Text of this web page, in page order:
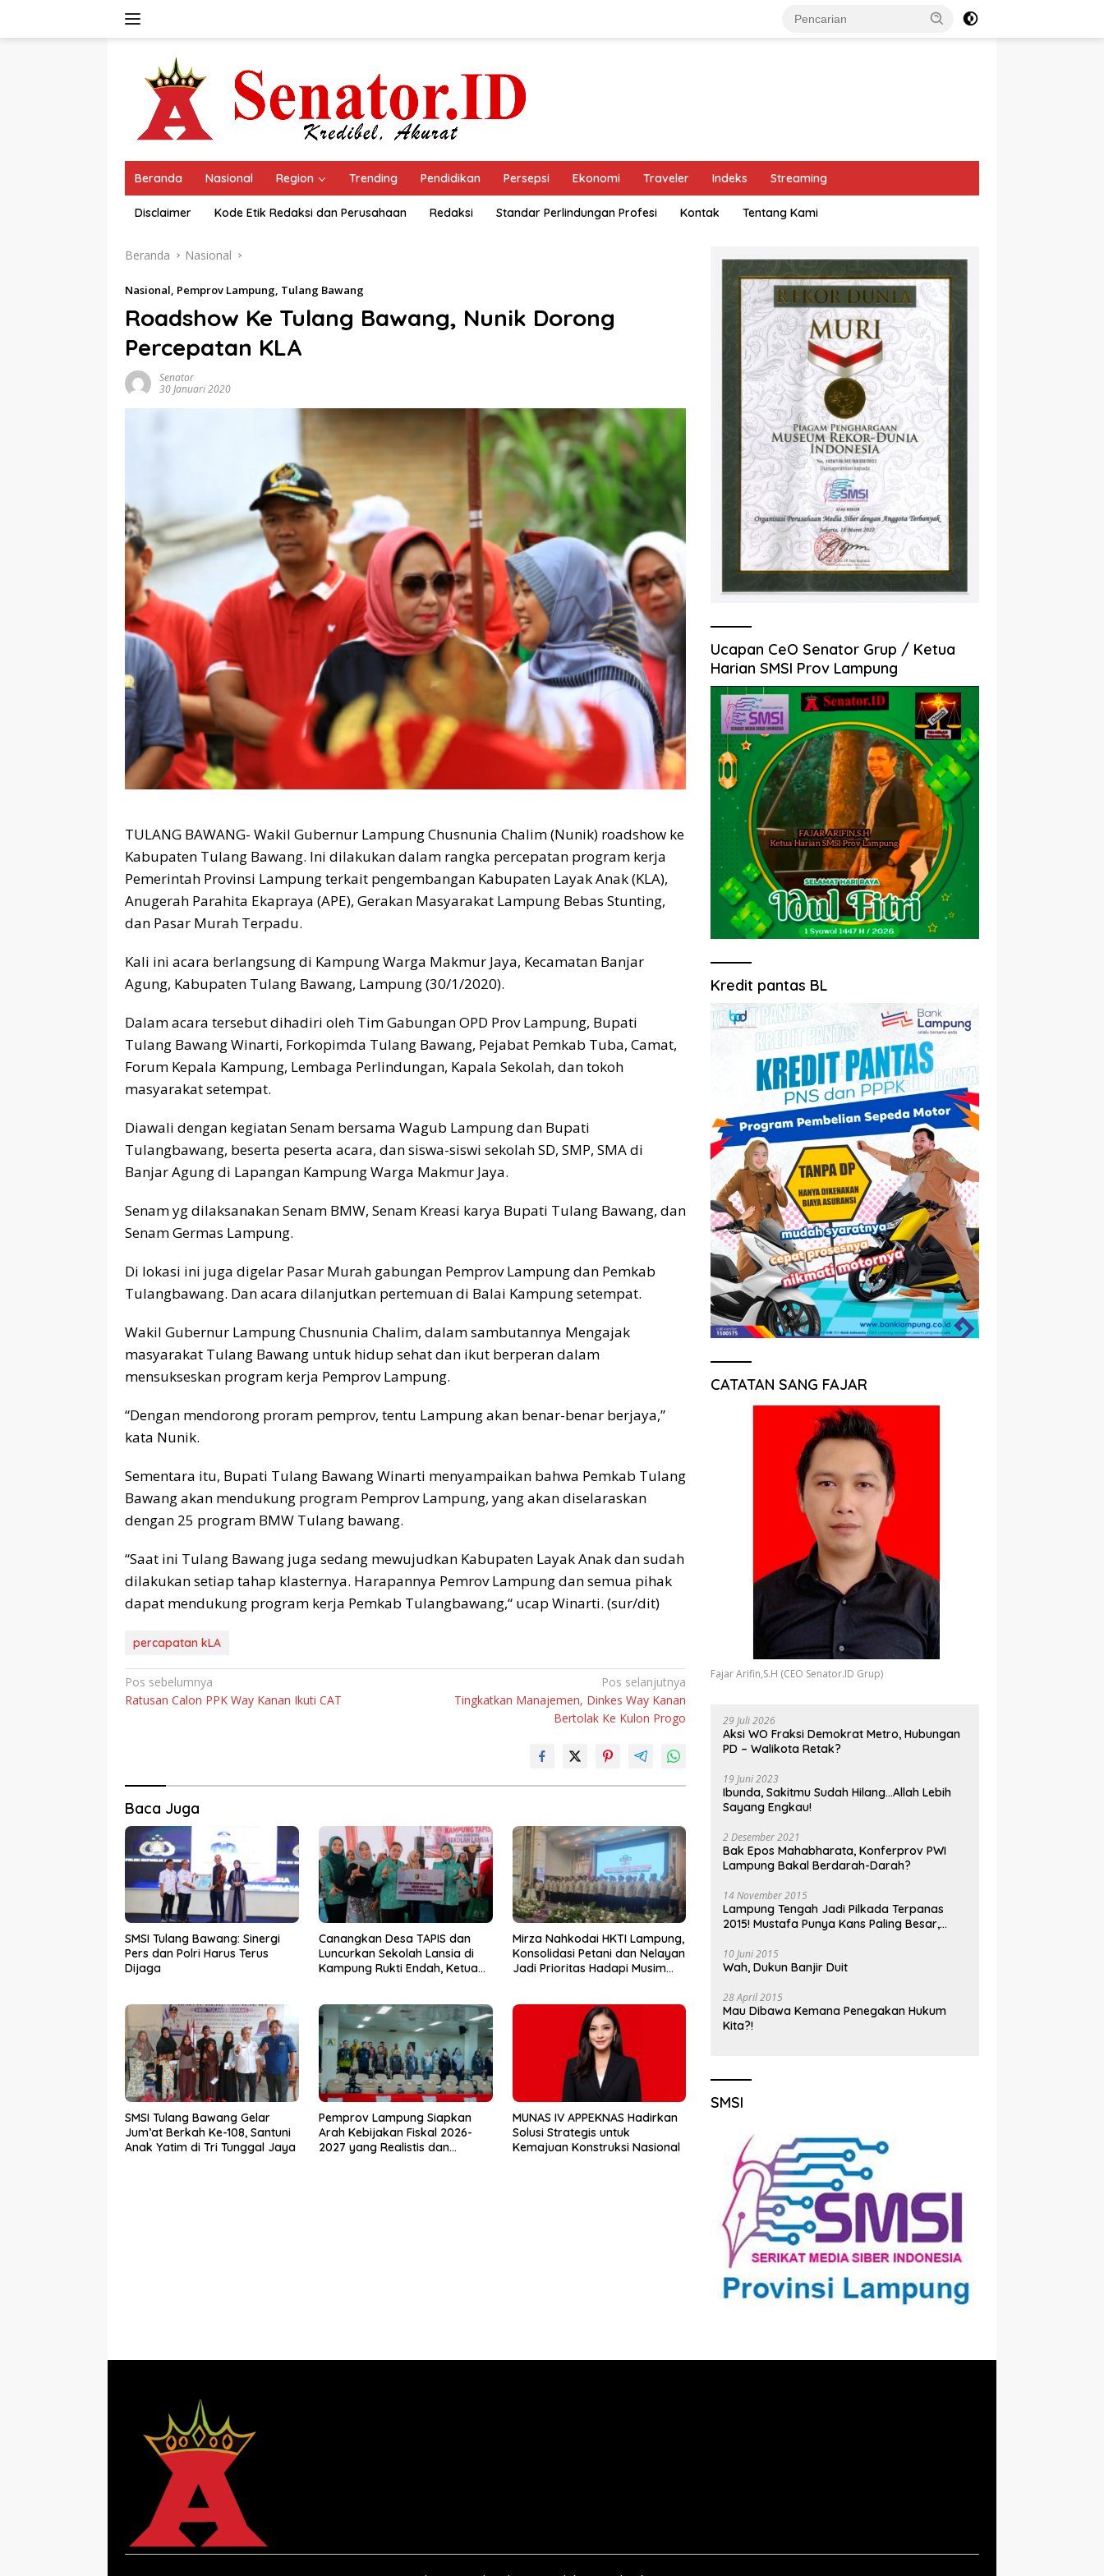
Beranda Nasional Region Trending Pendidikan Persepsi Ekonomi Traveler Indeks Streaming
Disclaimer Kode Etik Redaksi dan Perusahaan Redaksi Standar Perlindungan Profesi Kontak Tentang Kami
Beranda Nasional
Nasional, Pemprov Lampung, Tulang Bawang
Roadshow Ke Tulang Bawang, Nunik Dorong
Percepatan KLA
Senator
30 Januari 2020
TULANG BAWANG- Wakil Gubernur Lampung Chusnunia Chalim (Nunik) roadshow ke
Kabupaten Tulang Bawang. Ini dilakukan dalam rangka percepatan program kerja
Pemerintah Provinsi Lampung terkait pengembangan Kabupaten Layak Anak (KLA),
Anugerah Parahita Ekapraya (APE), Gerakan Masyarakat Lampung Bebas Stunting,
dan Pasar Murah Terpadu.
Kali ini acara berlangsung di Kampung Warga Makmur Jaya, Kecamatan Banjar
Agung, Kabupaten Tulang Bawang, Lampung (30/1/2020).
Dalam acara tersebut dihadiri oleh Tim Gabungan OPD Prov Lampung, Bupati
Tulang Bawang Winarti, Forkopimda Tulang Bawang, Pejabat Pemkab Tuba, Camat,
Forum Kepala Kampung, Lembaga Perlindungan, Kapala Sekolah, dan tokoh
masyarakat setempat.
Diawali dengan kegiatan Senam bersama Wagub Lampung dan Bupati
Tulangbawang, beserta peserta acara, dan siswa-siswi sekolah SD, SMP, SMA di
Banjar Agung di Lapangan Kampung Warga Makmur Jaya.
Senam yg dilaksanakan Senam BMW, Senam Kreasi karya Bupati Tulang Bawang, dan
Senam Germas Lampung.
Di lokasi ini juga digelar Pasar Murah gabungan Pemprov Lampung dan Pemkab
Tulangbawang. Dan acara dilanjutkan pertemuan di Balai Kampung setempat.
Wakil Gubernur Lampung Chusnunia Chalim, dalam sambutannya Mengajak
masyarakat Tulang Bawang untuk hidup sehat dan ikut berperan dalam
mensukseskan program kerja Pemprov Lampung.
“Dengan mendorong proram pemprov, tentu Lampung akan benar-benar berjaya,”
kata Nunik.
Sementara itu, Bupati Tulang Bawang Winarti menyampaikan bahwa Pemkab Tulang
Bawang akan mendukung program Pemprov Lampung, yang akan diselaraskan
dengan 25 program BMW Tulang bawang.
“Saat ini Tulang Bawang juga sedang mewujudkan Kabupaten Layak Anak dan sudah
dilakukan setiap tahap klasternya. Harapannya Pemrov Lampung dan semua pihak
dapat mendukung program kerja Pemkab Tulangbawang,“ ucap Winarti. (sur/dit)
percapatan kLA
Navigasi
pos
Pos sebelumnya
Ratusan Calon PPK Way Kanan Ikuti CAT
Pos selanjutnya
Tingkatkan Manajemen, Dinkes Way Kanan
Bertolak Ke Kulon Progo
Baca Juga
SMSI Tulang Bawang: Sinergi
Pers dan Polri Harus Terus
Dijaga
Canangkan Desa TAPIS dan
Luncurkan Sekolah Lansia di
Kampung Rukti Endah, Ketua
dari Desa
Mirza Nahkodai HKTI Lampung,
Konsolidasi Petani dan Nelayan
Jadi Prioritas Hadapi Musim
SMSI Tulang Bawang Gelar
Jum’at Berkah Ke-108, Santuni
Anak Yatim di Tri Tunggal Jaya
Pemprov Lampung Siapkan
Arah Kebijakan Fiskal 2026-
2027 yang Realistis dan
MUNAS IV APPEKNAS Hadirkan
Solusi Strategis untuk
Kemajuan Konstruksi Nasional
Ucapan CeO Senator Grup / Ketua
Harian SMSI Prov Lampung
Kredit pantas BL
CATATAN SANG FAJAR
Fajar Arifin,S.H (CEO Senator.ID Grup)
29 Juli 2026
Aksi WO Fraksi Demokrat Metro, Hubungan
PD – Walikota Retak?
19 Juni 2023
Ibunda, Sakitmu Sudah Hilang…Allah Lebih
Sayang Engkau!
2 Desember 2021
Bak Epos Mahabharata, Konferprov PWI
Lampung Bakal Berdarah-Darah?
14 November 2015
Lampung Tengah Jadi Pilkada Terpanas
2015! Mustafa Punya Kans Paling Besar,
10 Juni 2015
Wah, Dukun Banjir Duit
28 April 2015
Mau Dibawa Kemana Penegakan Hukum
Kita?!
SMSI